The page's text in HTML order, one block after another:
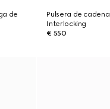
de
Pulsera de
Interlocking
€ 550